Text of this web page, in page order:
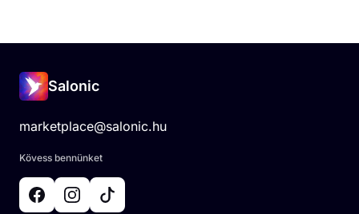
Salonic
marketplace@salonic.hu
Kövess bennünket